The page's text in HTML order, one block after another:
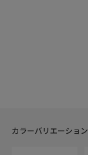
カラーバリエーション